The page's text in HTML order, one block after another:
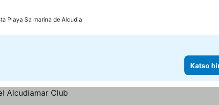
Playa Sa marina de Alcudia
Katso